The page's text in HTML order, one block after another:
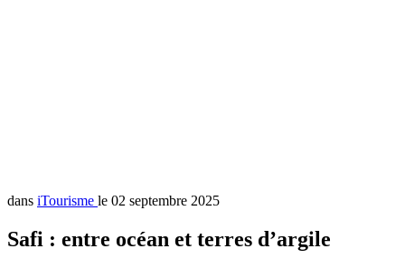
dans iTourisme le 02 septembre 2025
Safi : entre océan et terres d’argile